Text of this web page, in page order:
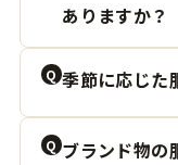
ありますか？
Q 季節に応じた
Q ブランド物の